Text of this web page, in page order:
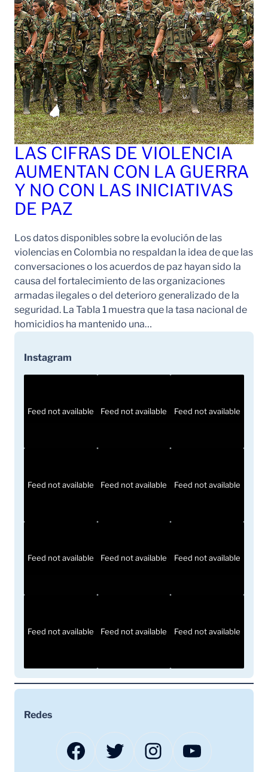
LAS CIFRAS DE VIOLENCIA
AUMENTAN CON LA GUERRA
Y NO CON LAS INICIATIVAS
DE PAZ
Los datos disponibles sobre la evolución de las
violencias en Colombia no respaldan la idea de que las
conversaciones o los acuerdos de paz hayan sido la
causa del fortalecimiento de las organizaciones
armadas ilegales o del deterioro generalizado de la
seguridad. La Tabla 1 muestra que la tasa nacional de
homicidios ha mantenido una…
Instagram
Feed not available Feed not available Feed not available
Feed not available Feed not available Feed not available
Feed not available Feed not available Feed not available
Feed not available Feed not available Feed not available
Redes
Facebook Twitter Instagram YouTube